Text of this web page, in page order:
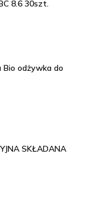
8.6 30szt.
Bio odżywka do
SKŁADANA